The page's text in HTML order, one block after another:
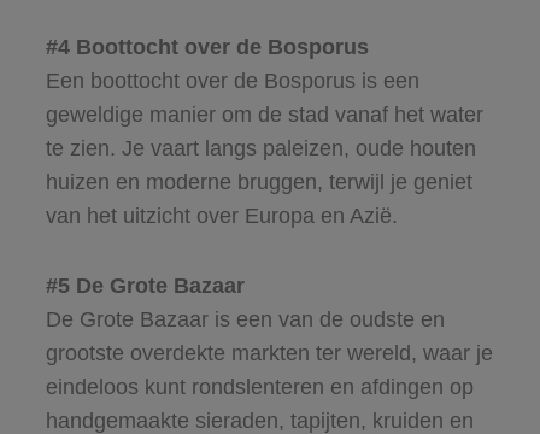
#4 Boottocht over de Bosporus
Een boottocht over de Bosporus is een
geweldige manier om de stad vanaf het water
te zien. Je vaart langs paleizen, oude houten
huizen en moderne bruggen, terwijl je geniet
van het uitzicht over Europa en Azië.
#5 De Grote Bazaar
De Grote Bazaar is een van de oudste en
grootste overdekte markten ter wereld, waar je
eindeloos kunt rondslenteren en afdingen op
handgemaakte sieraden, tapijten, kruiden en